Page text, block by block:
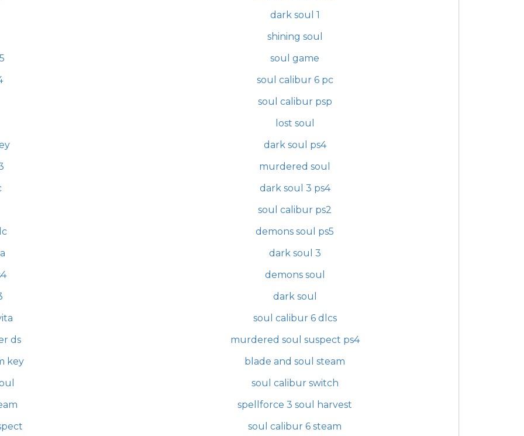
dark soul 1
shining soul
soul game
soul calibur 6 pc
soul calibur psp
lost soul
dark soul ps4
murdered soul
dark soul 3 ps4
soul calibur ps2
demons soul ps5
dark soul 3
demons soul
dark soul
soul calibur 6 dlcs
ds
murdered soul suspect ps4
key
blade and soul steam
soul calibur switch
spellforce 3 soul harvest
soul calibur 6 steam